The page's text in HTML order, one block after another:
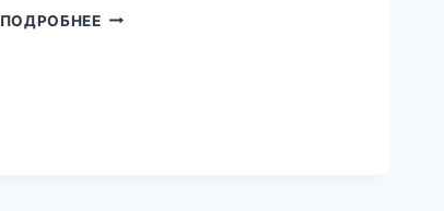
ПОДРОБНЕЕПЛАСТИКА